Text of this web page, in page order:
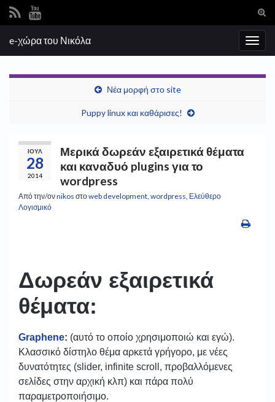
Search for:
e-χώρα του Νικόλα
Νέα μορφή στο site
Puppy linux και καθάρισες!
ΙΟΎΛ
28
2014
Μερικά δωρεάν εξαιρετικά θέματα
και καναδυό plugins για το
wordpress
Από την/ονnikos στοweb development, wordpress, Ελεύθερο
Λογισμικό
Δωρεάν εξαιρετικά
θέματα:
Graphene: (αυτό το οποίο χρησιμοποιώ και εγώ).
Κλασσικό δίστηλο θέμα αρκετά γρήγορο, με νέες
δυνατότητες (slider, infinite scroll, προβαλλόμενες
σελίδες στην αρχική κλπ) και πάρα πολύ
παραμετροποιήσιμο.